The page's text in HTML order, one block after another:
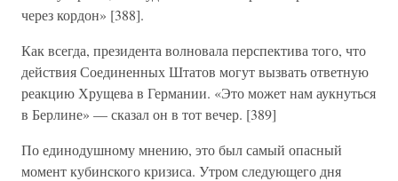
через кордон» [388].
Как всегда, президента волновала перспектива того, что
действия Соединенных Штатов могут вызвать ответную
реакцию Хрущева в Германии. «Это может нам аукнуться
в Берлине» — сказал он в тот вечер. [389]
По единодушному мнению, это был самый опасный
момент кубинского кризиса. Утром следующего дня